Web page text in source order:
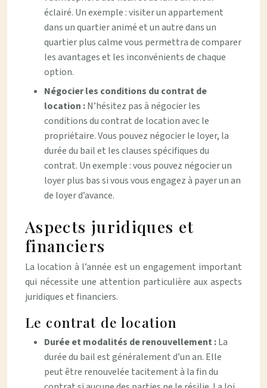
éclairé. Un exemple : visiter un appartement
dans un quartier animé et un autre dans un
quartier plus calme vous permettra de comparer
les avantages et les inconvénients de chaque
option.
Négocier les conditions du contrat de
location :N’hésitez pas à négocier les
conditions du contrat de location avec le
propriétaire. Vous pouvez négocier le loyer, la
durée du bail et les clauses spécifiques du
contrat. Un exemple : vous pouvez négocier un
loyer plus bas si vous vous engagez à payer un an
de loyer d’avance.
Aspects juridiques et
financiers
La location à l’année est un engagement important
qui nécessite une attention particulière aux aspects
juridiques et financiers.
Le contrat de location
Durée et modalités de renouvellement :La
durée du bail est généralement d’un an. Elle
peut être renouvelée tacitement à la fin du